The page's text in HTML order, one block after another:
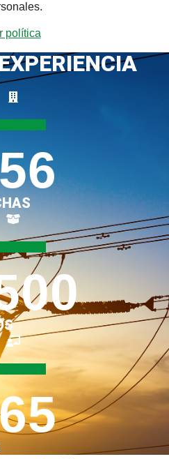
política